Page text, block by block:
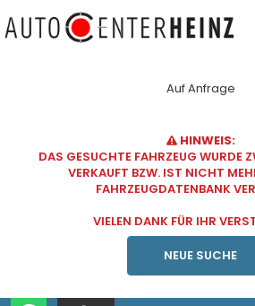
Auf Anfrage
HINWEIS:
DAS GESUCHTE FAHRZEUG WURDE
VERKAUFT BZW. IST NICHT
FAHRZEUGDATENBANK
VIELEN DANK FÜR IHR
NEUE SUCHE